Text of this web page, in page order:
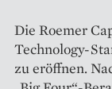
Die Roemer
Technology-
zu eröffnen.